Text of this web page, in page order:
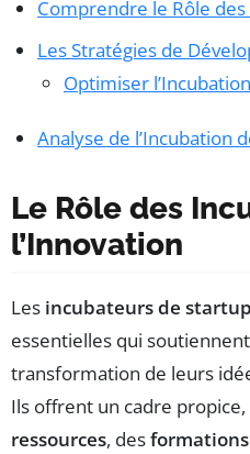
Comprendre le Rôle
Les Stratégies de
Optimiser
Analyse de l’Incubation
Le Rôle des
l’Innovation
Les incubateurs de
essentielles qui
transformation de leurs
Ils offrent un cadre
ressources, desformations